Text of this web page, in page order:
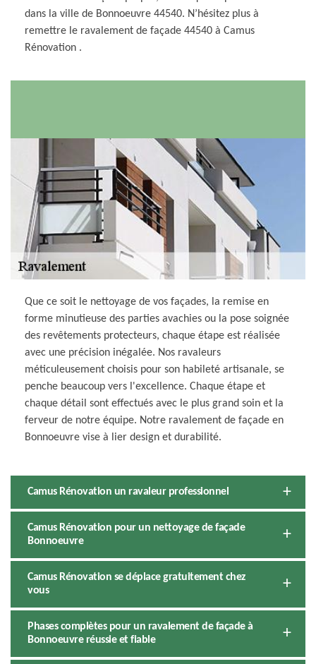
dans la ville de Bonnoeuvre 44540. N’hésitez plus à
remettre le ravalement de façade 44540 à Camus
Rénovation .
Que ce soit le nettoyage de vos façades, la remise en
forme minutieuse des parties avachies ou la pose soignée
des revêtements protecteurs, chaque étape est réalisée
avec une précision inégalée. Nos ravaleurs
méticuleusement choisis pour son habileté artisanale, se
penche beaucoup vers l'excellence. Chaque étape et
chaque détail sont effectués avec le plus grand soin et la
ferveur de notre équipe. Notre ravalement de façade en
Bonnoeuvre vise à lier design et durabilité.
Camus Rénovation un ravaleur professionnel
Camus Rénovation pour un nettoyage de façade
Bonnoeuvre
Camus Rénovation se déplace gratuitement chez
vous
Phases complètes pour un ravalement de façade à
Bonnoeuvre réussie et fiable